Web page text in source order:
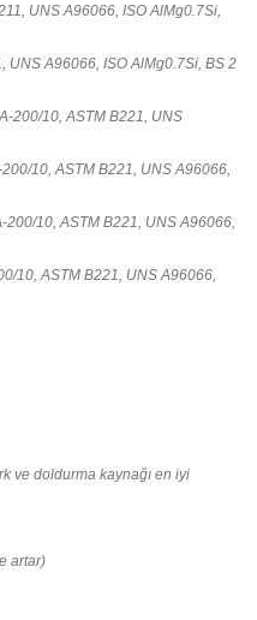
UNS A96066, ISO AlMg0.7Si,
UNS A96066, ISO AlMg0.7Si, BS 2
200/10, ASTM B221, UNS
10, ASTM B221, UNS A96066,
200/10, ASTM B221, UNS A96066,
10, ASTM B221, UNS A96066,
ve doldurma kaynağı en iyi
artar)